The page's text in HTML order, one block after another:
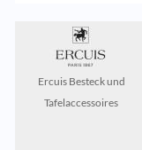
Ercuis Besteck und
Tafelaccessoires